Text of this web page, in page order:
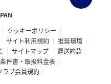
クッキーポリシー
サイト利用規約
推奨環境
サイトマップ
運送約款
件書・取扱料金表
ラブ会員規約